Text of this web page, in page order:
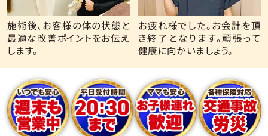
施術後、お客様の体の状態と
最適な改善ポイントをお伝え
します。
お疲れ様でした。お会計を頂
き終了となります。頑張って
健康に向かいましょう。